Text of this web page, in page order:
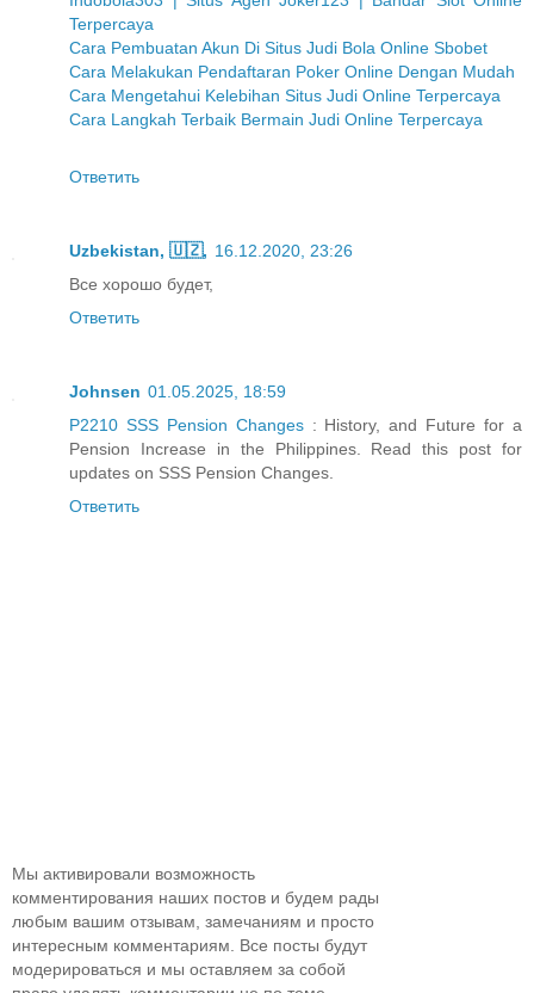
Terpercaya
Cara Pembuatan Akun Di Situs Judi Bola Online Sbobet
Cara Melakukan Pendaftaran Poker Online Dengan Mudah
Cara Mengetahui Kelebihan Situs Judi Online Terpercaya
Cara Langkah Terbaik Bermain Judi Online Terpercaya
Ответить
Uzbekistan, 🇺🇿, 16.12.2020, 23:26
Все хорошо будет,
Ответить
Johnsen 01.05.2025, 18:59
P2210 SSS Pension Changes: History, and Future for a
Pension Increase in the Philippines. Read this post for
updates on SSS Pension Changes.
Ответить
Мы активировали возможность
комментирования наших постов и будем рады
любым вашим отзывам, замечаниям и просто
интересным комментариям. Все посты будут
модерироваться и мы оставляем за собой